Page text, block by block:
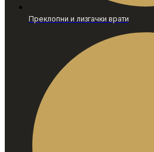
Преклопни и лизгачки врати